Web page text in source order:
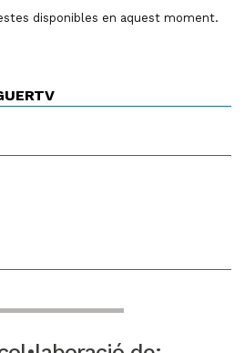
disponibles en aquest moment.